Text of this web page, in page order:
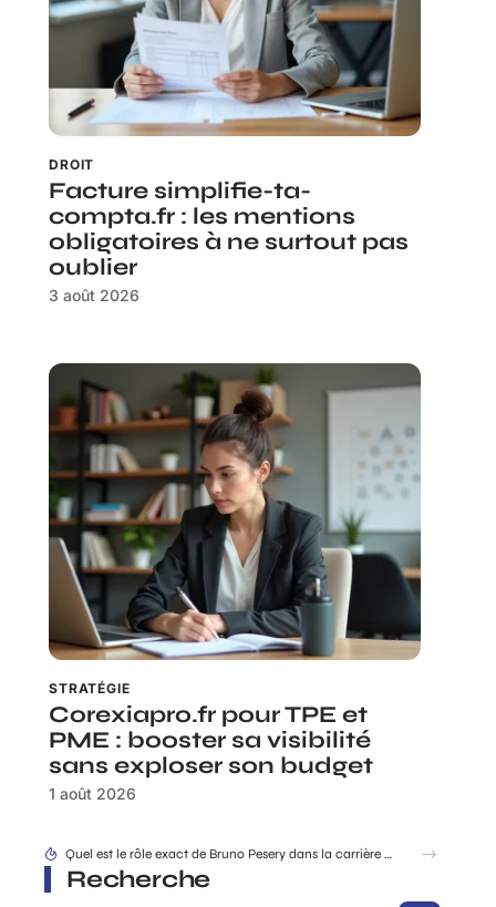
DROIT
Facture simplifie-ta-
compta.fr : les mentions
obligatoires à ne surtout pas
oublier
3 août 2026
STRATÉGIE
Corexiapro.fr pour TPE et
PME : booster sa visibilité
sans exploser son budget
1 août 2026
Quel est le rôle exact de Bruno Pesery dans la carrière d’Isabelle Carré ?
Recherche